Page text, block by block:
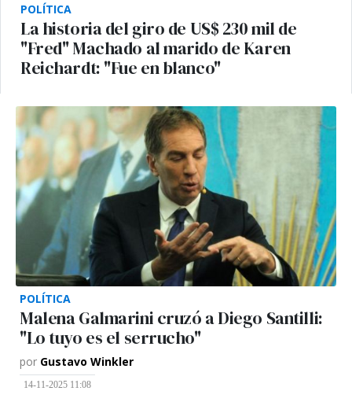
POLÍTICA
La historia del giro de US$ 230 mil de
"Fred" Machado al marido de Karen
Reichardt: "Fue en blanco"
POLÍTICA
Malena Galmarini cruzó a Diego Santilli:
"Lo tuyo es el serrucho"
por Gustavo Winkler
14-11-2025 11:08